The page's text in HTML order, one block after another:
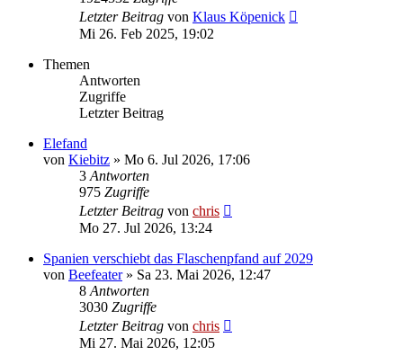
Letzter Beitrag von Klaus Köpenick
Mi 26. Feb 2025, 19:02
Themen
Antworten
Zugriffe
Letzter Beitrag
Elefand
von Kiebitz » Mo 6. Jul 2026, 17:06
3 Antworten
975 Zugriffe
Letzter Beitrag von chris
Mo 27. Jul 2026, 13:24
Spanien verschiebt das Flaschenpfand auf 2029
von Beefeater» Sa 23. Mai 2026, 12:47
8 Antworten
3030 Zugriffe
Letzter Beitrag von chris
Mi 27. Mai 2026, 12:05